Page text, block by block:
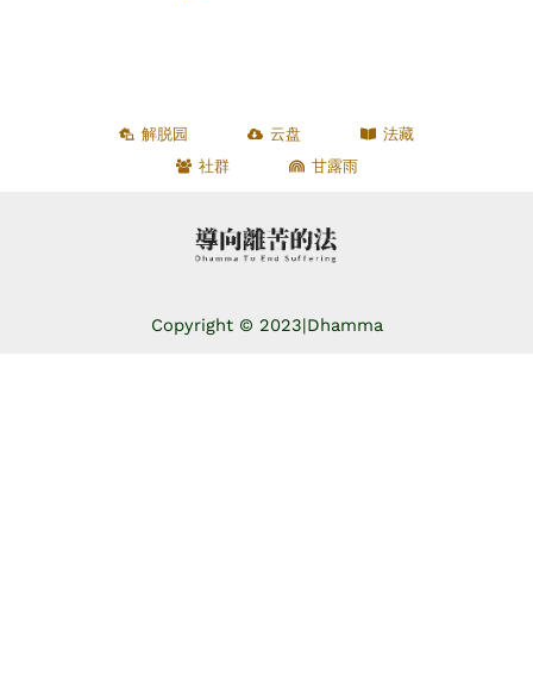
解脱园 云盘
法藏
社群
甘露雨
Copyright © 2023|Dhamma